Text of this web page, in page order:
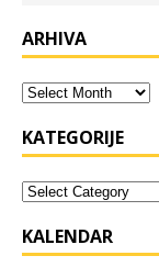
ARHIVA
KATEGORIJE
KALENDAR